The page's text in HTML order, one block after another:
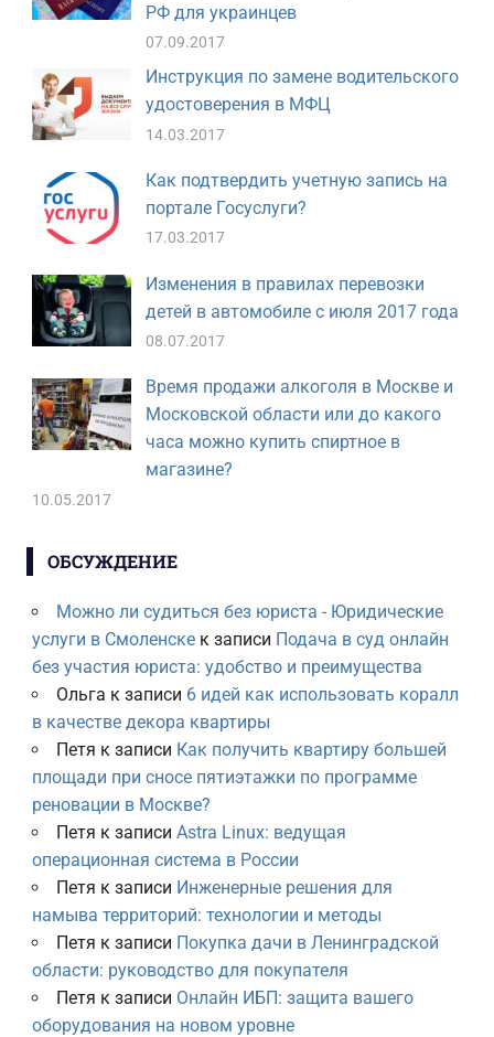
РФ для украинцев
07.09.2017
Инструкция по замене водительского
удостоверения в МФЦ
14.03.2017
Как подтвердить учетную запись на
портале Госуслуги?
17.03.2017
Изменения в правилах перевозки
детей в автомобиле с июля 2017 года
08.07.2017
Время продажи алкоголя в Москве и
Московской области или до какого
часа можно купить спиртное в
магазине?
10.05.2017
ОБСУЖДЕНИЕ
Можно ли судиться без юриста - Юридические
услуги в Смоленскек записи Подача в суд онлайн
без участия юриста: удобство и преимущества
Ольга к записи 6 идей как использовать коралл
в качестве декора квартиры
Петя к записи Как получить квартиру большей
площади при сносе пятиэтажки по программе
реновации в Москве?
Петя к записи Astra Linux: ведущая
операционная система в России
Петя к записи Инженерные решения для
намыва территорий: технологии и методы
Петя к записи Покупка дачи в Ленинградской
области: руководство для покупателя
Петя к записи Онлайн ИБП: защита вашего
оборудования на новом уровне